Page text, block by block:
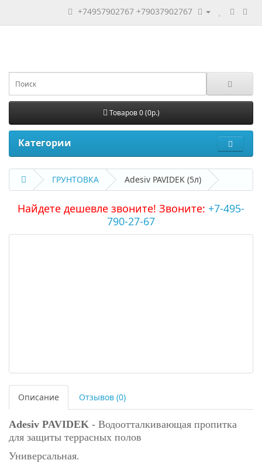
+74957902767 +79037902767
Товаров 0 (0р.)
Категории
ГРУНТОВКА Adesiv PAVIDEK (5л)
Найдете дешевле звоните! Звоните: +7-495-
790-27-67
Описание Отзывов (0)
Adesiv PAVIDEK - Водоотталкивающая пропитка
для защиты террасных полов
Универсальная.